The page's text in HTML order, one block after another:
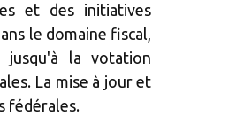
et des initiatives
le domaine fiscal,
jusqu'à la votation
La mise à jour et
fédérales.